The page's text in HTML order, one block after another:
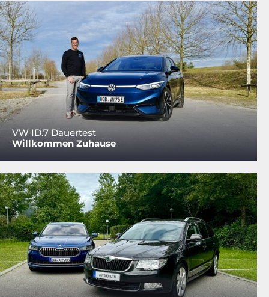
VW ID.7 Dauertest
Willkommen Zuhause